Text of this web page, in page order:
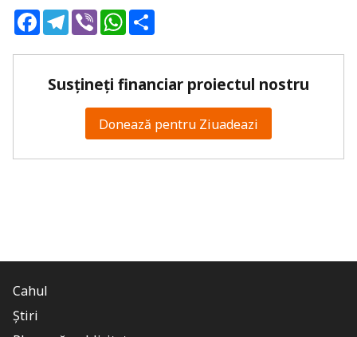
FacebookTelegram
ViberWhatsApp
Susțineți financiar proiectul nostru
Donează pentru Ziuadeazi
Cahul
Știri